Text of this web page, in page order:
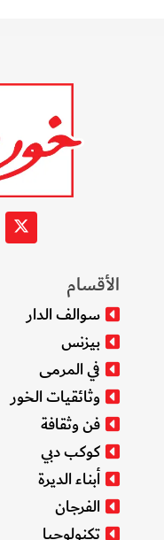
الأقسام
سوالف الدار
بيزنس
في المرمى
وثائقيات الخور
فن وثقافة
كوكب دبي
أبناء الديرة
الفرجان
تكنولوجيا